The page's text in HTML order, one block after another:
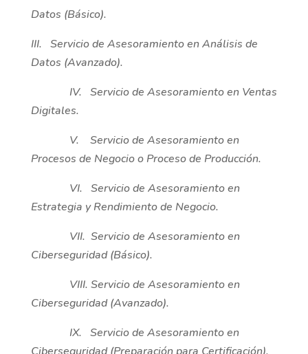
Datos (Básico).
III. Servicio de Asesoramiento en Análisis de
Datos (Avanzado).
IV. Servicio de Asesoramiento en Ventas
Digitales.
V. Servicio de Asesoramiento en
Procesos de Negocio o Proceso de Producción.
VI. Servicio de Asesoramiento en
Estrategia y Rendimiento de Negocio.
VII. Servicio de Asesoramiento en
Ciberseguridad (Básico).
VIII. Servicio de Asesoramiento en
Ciberseguridad (Avanzado).
IX. Servicio de Asesoramiento en